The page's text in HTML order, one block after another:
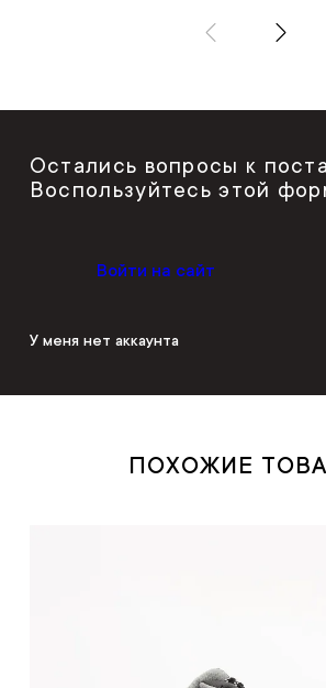
Остались вопросы к
Воспользуйтесь этой
Войти на сайт
У меня нет аккаунта
ПОХОЖИЕ